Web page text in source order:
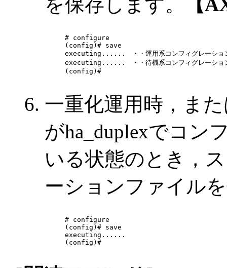
# configure
(config)# save
executing......　・・運用系コンフィグレーショ
executing......　・・待機系コンフィグレーショ
(config)#
一重化運用時，ま
がha_duplexでコン
いる状態のとき，
ーションファイル
# configure
(config)# save
executing......
(config)#